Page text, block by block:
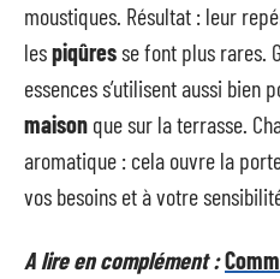
moustiques. Résultat : leur
lespiqûresse font plus rares.
essences s’utilisent aussi bien
maison que sur la terrasse.
aromatique : cela ouvre la
vos besoins et à votre
A lire en complément :